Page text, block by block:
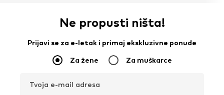
Ne propusti ništa!
Prijavi se za e-letak i primaj ekskluzivne ponude
Za žene Za muškarce
Tvoja e-mail adresa